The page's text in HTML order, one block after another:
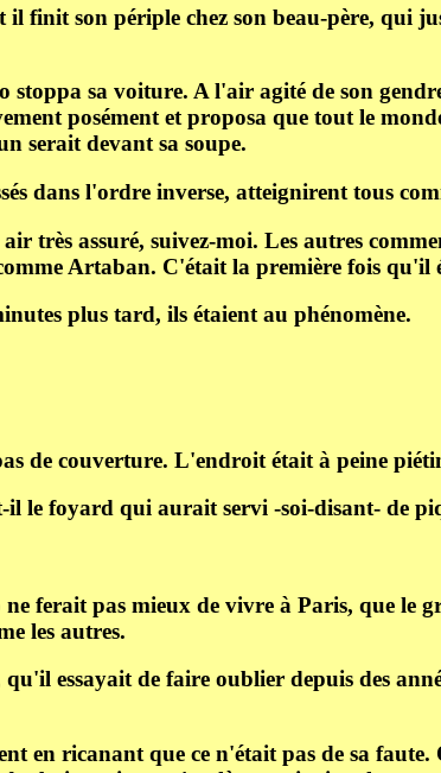
finit son périple chez son beau-père, qui
sa voiture. A l'air agité de son
posément et proposa que tout le
serait devant sa soupe.
dans l'ordre inverse, atteignirent tous
très assuré, suivez-moi. Les autres
Artaban. C'était la première fois qu'il
plus tard, ils étaient au phénomène.
de couverture. L'endroit était à peine
il le foyard qui aurait servi -soi-disant- de
ferait pas mieux de vivre à Paris, que le
les autres.
essayait de faire oublier depuis des
en ricanant que ce n'était pas de sa faute.